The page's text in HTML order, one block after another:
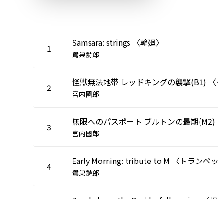
1 Samsara: strings 〈輪廻〉
鷺巣詩郎
2 怪獣無法
宮内國郎
3
宮内國郎
4
鷺巣詩郎